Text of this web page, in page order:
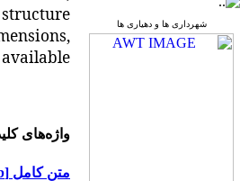
شهرداری ها و دهیاری ها
واژه‌های
متن کامل [PDF 450 kb]